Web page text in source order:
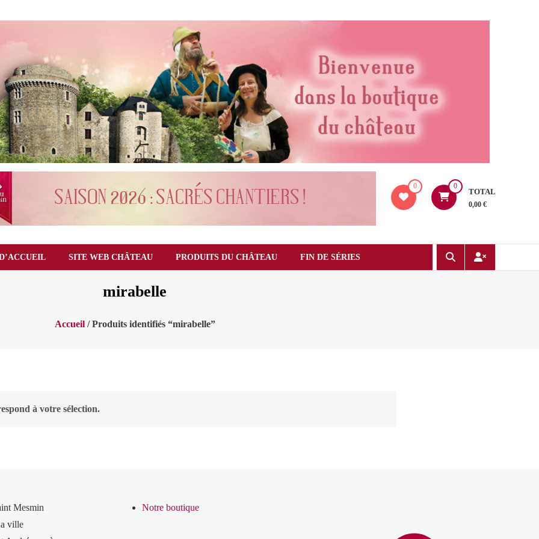
0 0
TOTAL
0,00 €
SITE WEB CHÂTEAU PRODUITS DU CHÂTEAU FIN DE SÉRIES
mirabelle
Accueil/ Produits identifiés “mirabelle”
à votre sélection.
Mesmin
ville
Notre boutique